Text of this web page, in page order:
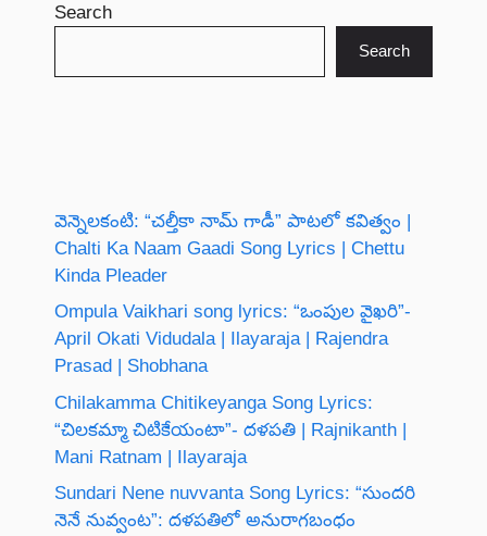
Search
Search
వెన్నెలకంటి: “చల్తీకా నామ్ గాడీ” పాటలో కవిత్వం |
Chalti Ka Naam Gaadi Song Lyrics | Chettu
Kinda Pleader
Ompula Vaikhari song lyrics: “ఒంపుల వైఖరి”-
April Okati Vidudala | Ilayaraja | Rajendra
Prasad | Shobhana
Chilakamma Chitikeyanga Song Lyrics:
“చిలకమ్మా చిటికేయంటా”- దళపతి | Rajnikanth |
Mani Ratnam | Ilayaraja
Sundari Nene nuvvanta Song Lyrics: “సుందరి
నెనే నువ్వంట”: దళపతిలో అనురాగబంధం